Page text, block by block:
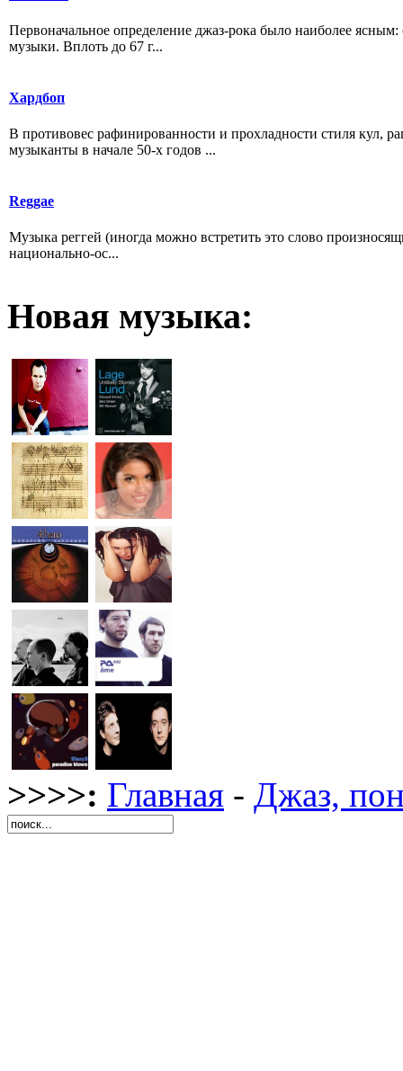
Первоначальное определение джаз-рока было наиболее
музыки. Вплоть до 67 г...
Хардбоп
В противовес рафинированности и прохладности стиля кул,
музыканты в начале 50-х годов ...
Reggae
Музыка реггей (иногда можно встретить это слово
национально-ос...
Новая музыка:
>>>>: Главная - Джаз,